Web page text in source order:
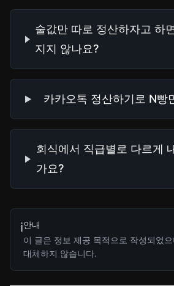
술값만 따로 정산하자고 하
지지 않나요?
카카오톡 정산하기로 N빵
회식에서 직급별로 다르게
가요?
ℹ️안내
이 글은 정보 제공 목적으로 작성되었
대체하지 않습니다.